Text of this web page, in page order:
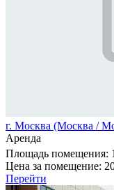
г. Москва (Москва /
Аренда
Площадь помещения:
Цена за помещение:
Перейти